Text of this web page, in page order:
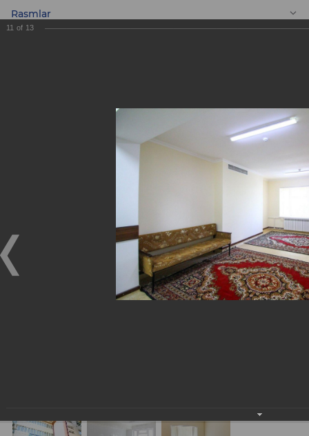
Rasmlar
klinik shifoxonasini
kapital ta’mirlash
ishlari yakunlandi
Shahar 3-son bolalar klinik shifoxonasini kapital
ta’mirlash ishlari yakunlandi
31.08.2017
2015 yil boshida «ASIA ALLIANCE BANK» aksiyadorlik
tijorat banki Toshkent shahrida davolash muassasasini
11 of 13